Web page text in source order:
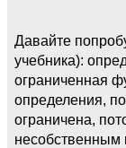
Давайте
учебника):
ограниченная
определения,
ограничена,
несобственным